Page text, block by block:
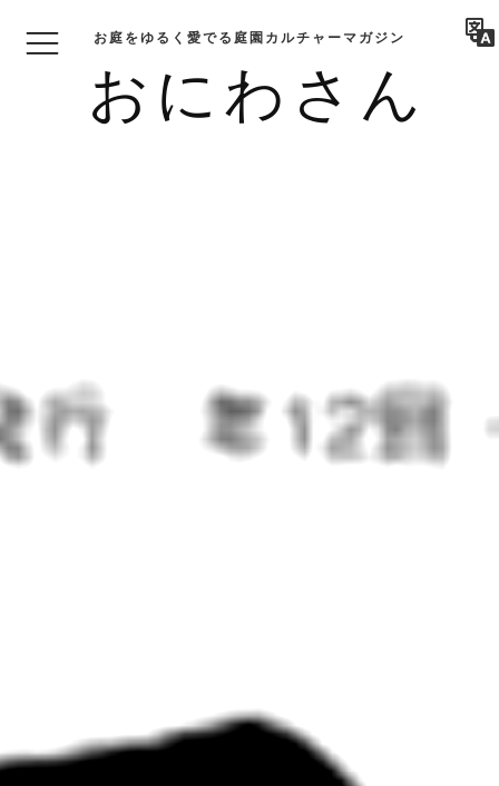
おにわさん
お庭をゆるく愛でる庭園カルチャーマガジン